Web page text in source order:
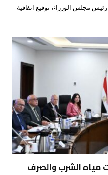
مجلس الوزراء، توقيع اتفاقية
مياه الشرب والصرف